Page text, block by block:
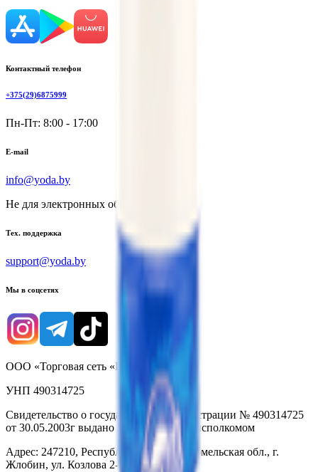
Контактный телефон
+375(29)6875999
Пн-Пт: 8:00 - 17:00
E-mail
info@yoda.by
Не для электронных обращений
Тех. поддержка
support@yoda.by
Мы в соцсетях
ООО «Торговая сеть «Продмир»
УНП 490314725
Свидетельство о государственной регистрации № 490314725
от 30.05.2003г выдано Гомельским облисполкомом
Адрес: 247210, Республика Беларусь, Гомельская обл., г.
Жлобин, ул. Козлова 2-А